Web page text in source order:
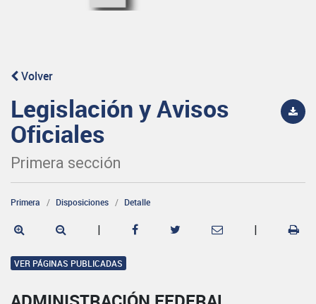
Volver
Legislación y Avisos
Oficiales
Primera sección
Primera Disposiciones Detalle
| |
VER PÁGINAS PUBLICADAS